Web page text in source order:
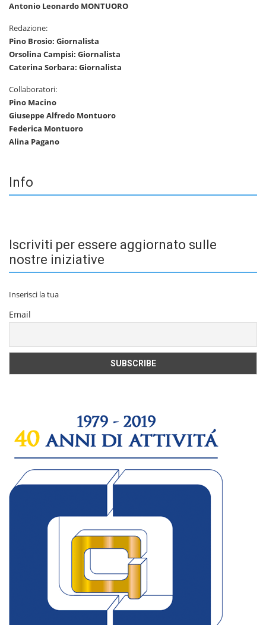
Antonio Leonardo MONTUORO
Redazione:
Pino Brosio: Giornalista
Orsolina Campisi: Giornalista
Caterina Sorbara: Giornalista
Collaboratori:
Pino Macino
Giuseppe Alfredo Montuoro
Federica Montuoro
Alina Pagano
Info
Iscriviti per essere aggiornato sulle
nostre iniziative
Inserisci la tua
Email